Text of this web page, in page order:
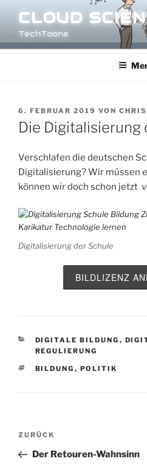
Inhalt
springen
CLOUD
TechToons
VERÖFFENTLICHT
AM
6. FEBRUAR 2019 VON
Die Digitalisierung
Verschlafen die deutschen
Digitalisierung? Wir müssen
können wir doch schon jetzt
Digitalisierung der Schule
BILDLIZENZ
KATEGORIEN
DIGITALE BILDUNG ,
REGULIERUNG
SCHLAGWÖRTER
BILDUNG , POLITIK
Beitragsnavigation
Vorheriger
Beitrag
ZURÜCK
Der Retouren-Wahnsinn